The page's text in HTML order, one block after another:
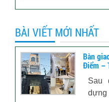
BÀI VIẾT MỚI NHẤT
Bàn
Điểm –
Sau
dựng